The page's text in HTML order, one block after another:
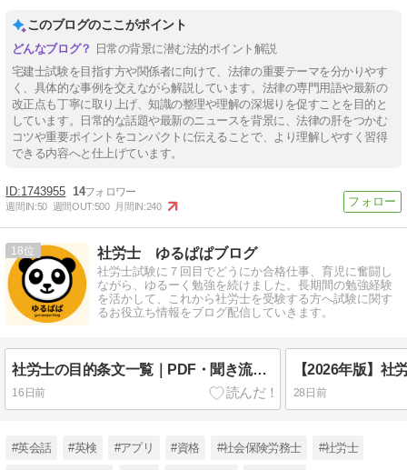
このブログのここがポイント
日常の背景に潜む法的ポイント解説
宅建士試験を目指す方や関係者に向けて、法律の重要テーマを分かりやす
く、具体的な事例を交えながら解説しています。法律の専門用語や最新の
改正点も丁寧に取り上げ、知識の整理や理解の深堀りを促すことを目的と
しています。日常的な話題や最新のニュースを背景に、法律の肝をつかむ
コツや重要ポイントをコンパクトに伝えることで、より理解しやすく習得
できる内容へと仕上げています。
1743955 14
週間IN:50 週間OUT:500 月間IN:240
18 社労士 ゆるぱぱブログ
社労士試験に７回目でどうにか合格仕事、育児に奮闘し
ながら、ゆるーく勉強を続けました。長期間の勉強経験
を活かして、これから社労士を受験する方へ試験に関す
るお役立ち情報をブログ配信していきます。
社労士の目的条文一覧｜PDF・聞き流し・アプリを活用した効率的な覚え方【2026年版】
16日前 28日前
#英会話 #英検 #アプリ #資格 #社会保険労務士 #社労士